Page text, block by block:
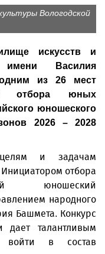
Вологодской
искусств и
имени Василия
из 26 мест
отбора юных
юношеского
2026 – 2028
целям и задачам
отбора
юношеский
народного
Башмета. Конкурс
талантливым
войти в состав